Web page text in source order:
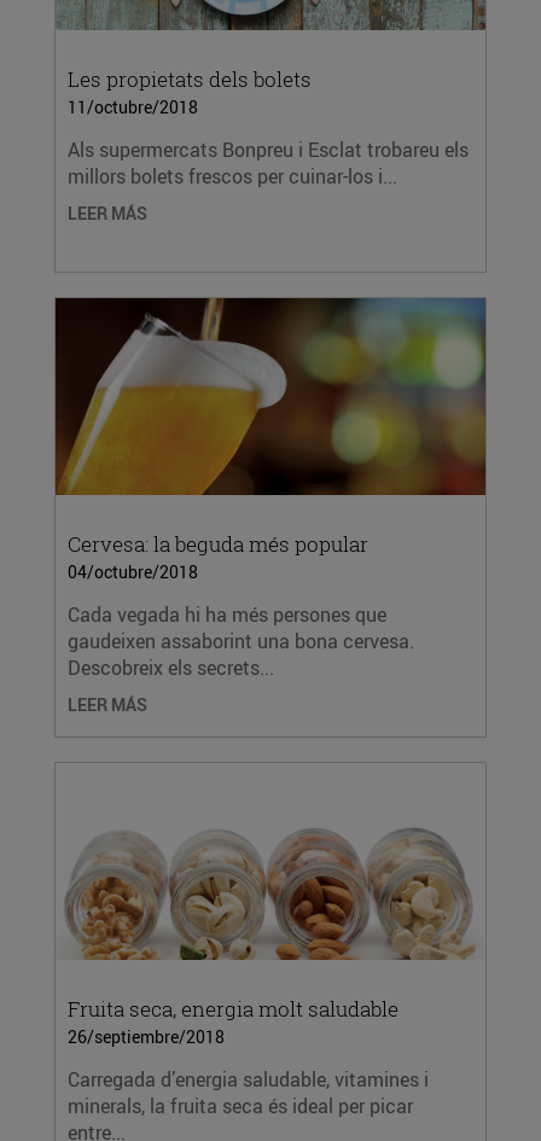
Les propietats dels bolets
11/octubre/2018
Als supermercats Bonpreu i Esclat trobareu els
millors bolets frescos per cuinar-los i...
LEER MÁS
Cervesa: la beguda més popular
04/octubre/2018
Cada vegada hi ha més persones que
gaudeixen assaborint una bona cervesa.
Descobreix els secrets...
LEER MÁS
Fruita seca, energia molt saludable
26/septiembre/2018
Carregada d’energia saludable, vitamines i
minerals, la fruita seca és ideal per picar
entre...